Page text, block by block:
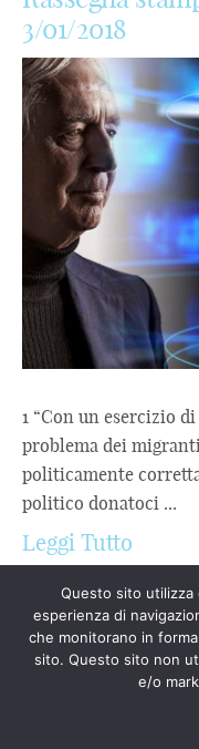
3/01/2018
1 “Con un esercizio
problema dei
politicamente
politico donatoci ...
Leggi Tutto
GUERRA AL
DI ESSERE
Questo sito utilizza
esperienza di
che monitorano in
sito. Questo sito non
e/o